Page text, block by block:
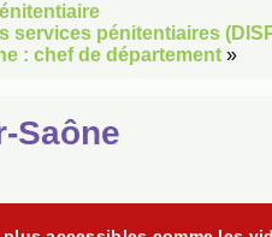
services pénitentiaires
: chef de département»
Saône